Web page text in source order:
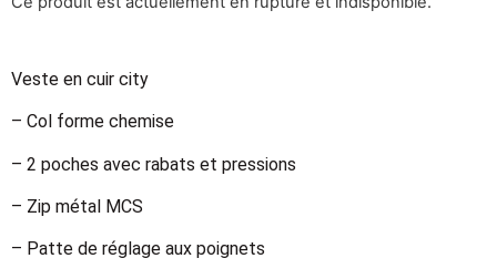
Veste en cuir city
– Col forme chemise
– 2 poches avec rabats et pressions
– Zip métal MCS
– Patte de réglage aux poignets